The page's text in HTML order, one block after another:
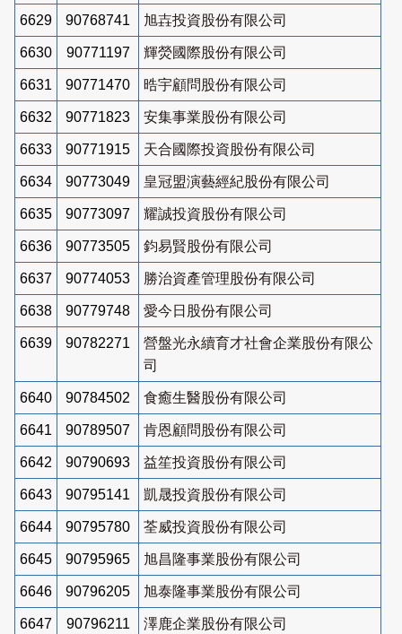
6629 90768741 旭壵投資股份有限公司
6630 90771197 輝熒國際股份有限公司
6631 90771470 晧宇顧問股份有限公司
6632 90771823 安集事業股份有限公司
6633 90771915 天合國際投資股份有限公司
6634 90773049 皇冠盟演藝經紀股份有限公司
6635 90773097 耀誠投資股份有限公司
6636 90773505 鈞易賢股份有限公司
6637 90774053 勝治資產管理股份有限公司
6638 90779748 愛今日股份有限公司
6639 90782271
營盤光永續育才社會企業股份有限公
司
6640 90784502 食癒生醫股份有限公司
6641 90789507 肯恩顧問股份有限公司
6642 90790693 益笙投資股份有限公司
6643 90795141 凱晟投資股份有限公司
6644 90795780 荃威投資股份有限公司
6645 90795965 旭昌隆事業股份有限公司
6646 90796205 旭泰隆事業股份有限公司
6647 90796211 澤鹿企業股份有限公司